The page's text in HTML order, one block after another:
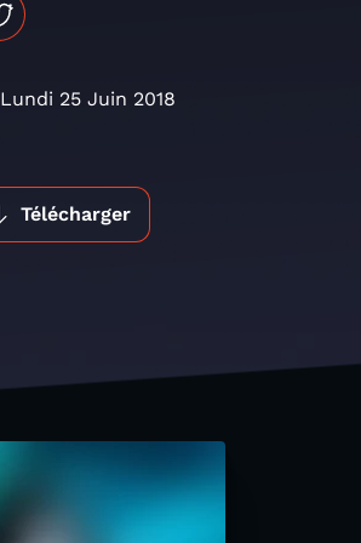
Lundi 25 Juin 2018
Télécharger